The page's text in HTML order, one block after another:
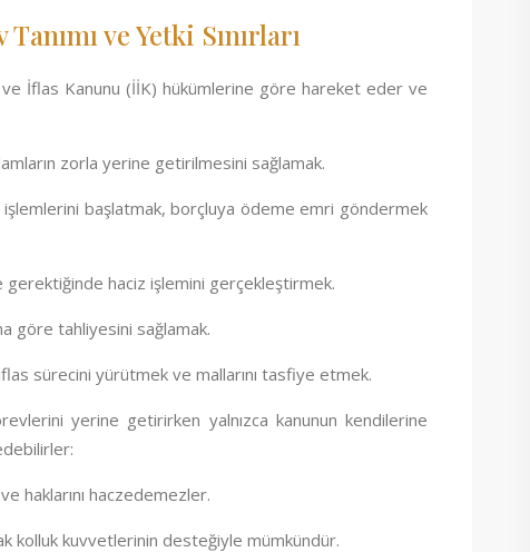
ve Yetki Sınırları
ve İflas Kanunu (İİK) hükümlerine göre hareket eder ve
zorla yerine getirilmesini sağlamak.
işlemlerini başlatmak, borçluya ödeme emri göndermek
gerektiğinde haciz işlemini gerçekleştirmek.
göre tahliyesini sağlamak.
sürecini yürütmek ve mallarını tasfiye etmek.
yerine getirirken yalnızca kanunun kendilerine
haklarını haczedemezler.
kolluk kuvvetlerinin desteğiyle mümkündür.